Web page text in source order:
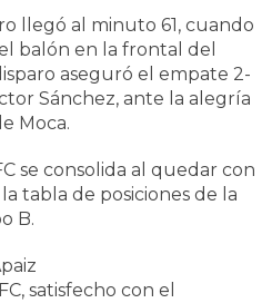
llegó al minuto 61, cuando
balón en la frontal del
aseguró el empate 2-
Sánchez, ante la alegría
Moca.
se consolida al quedar con
tabla de posiciones de la
B.
satisfecho con el